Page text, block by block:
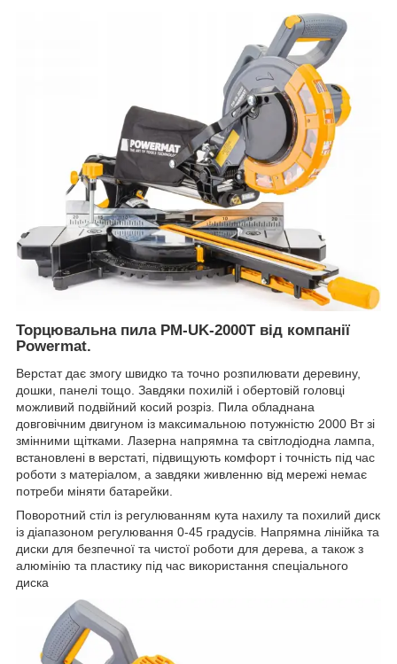
Торцювальна пила PM-UK-2000T від компанії
Powermat.
Верстат дає змогу швидко та точно розпилювати деревину,
дошки, панелі тощо. Завдяки похилій і обертовій головці
можливий подвійний косий розріз. Пила обладнана
довговічним двигуном із максимальною потужністю 2000 Вт зі
змінними щітками. Лазерна напрямна та світлодіодна лампа,
встановлені в верстаті, підвищують комфорт і точність під час
роботи з матеріалом, а завдяки живленню від мережі немає
потреби міняти батарейки.
Поворотний стіл із регулюванням кута нахилу та похилий диск
із діапазоном регулювання 0-45 градусів. Напрямна лінійка та
диски для безпечної та чистої роботи для дерева, а також з
алюмінію та пластику під час використання спеціального
диска